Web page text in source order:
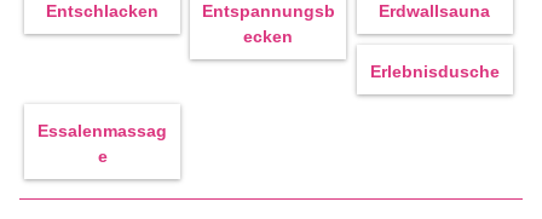
Entschlacken
Entspannungsb
Ecken
Erdwallsauna
Erlebnisdusche
Essalenmassag
E